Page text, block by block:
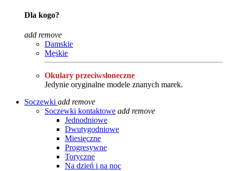
Dla kogo?
add remove
Damskie
Męskie
Okulary przeciwsłoneczne
Jedynie oryginalne modele znanych marek.
Soczewki add remove
Soczewki kontaktowe add remove
Jednodniowe
Dwutygodniowe
Miesięczne
Progresywne
Toryczne
Na dzień i na noc